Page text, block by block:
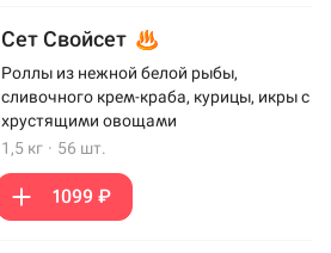
Сет Свойсет
Роллы из нежной белой рыбы,
сливочного крем-краба, курицы, икры с
хрустящими овощами
1,5 кг · 56 шт.
1099 ₽